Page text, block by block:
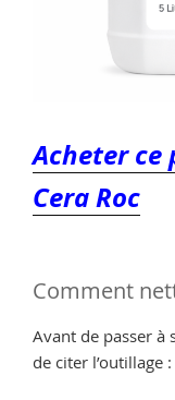
Acheter
Cera Roc
Comment
Avant de passer à
de citer l’outillage :